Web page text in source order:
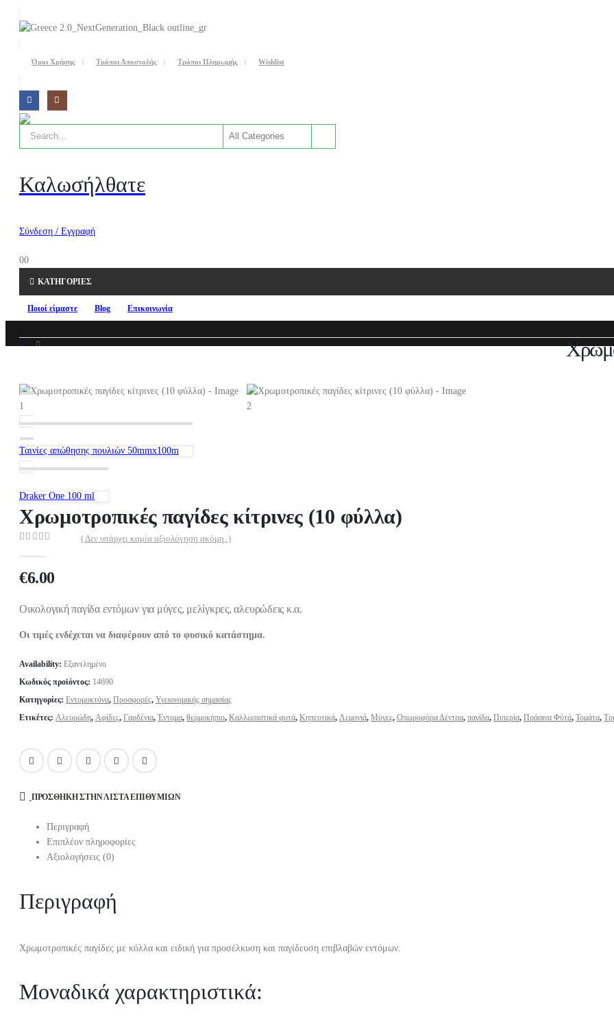
Όροι Χρήσης Τρόποι Αποστολής Τρόποι Πληρωμής Wishlist
Καλωσήλθατε
Σύνδεση / Εγγραφή
00
ΚΑΤΗΓΟΡΙΕΣ
Ποιοί είμαστε Blog Επικοινωνία
Ταινίες απώθησης πουλιών 50mmx100m
Draker One 100 ml
Χρωμοτροπικές παγίδες κίτρινες (10 φύλλα)
( Δεν υπάρχει καμία αξιολόγηση ακόμη. )
€6.00
Οικολογική παγίδα εντόμων για μύγες, μελίγκρες, αλευρώδεις κ.α.
Οι τιμές ενδέχεται να διαφέρουν από το φυσικό κατάστημα.
Availability: Εξαντλημένο
Κωδικός προϊόντος: 14690
Κατηγορίες: Εντομοκτόνα, Προσφορές, Υγειονομικής σημασίας
Ετικέτες: Αλευρώδη, Αφίδες, Γαρδένια,Έντομα, θερμοκήπιο, Καλλωπιστικά φυτά, Κηπευτικά, Λεμονιά, Μύγες, Οπωροφόρα Δέντρα, παγίδα, Πιπερία, Πράσινα Φύτά, Τομάτα,
ΠΡΌΣΘΉΚΗ ΣΤΗΝ ΛΊΣΤΑ ΕΠΙΘΥΜΙΏΝ
Περιγραφή
Επιπλέον πληροφορίες
Αξιολογήσεις (0)
Περιγραφή
Χρωμοτροπικές παγίδες με κόλλα και ειδική για προσέλκυση και παγίδευση επιβλαβών εντόμων.
Μοναδικά χαρακτηριστικά: